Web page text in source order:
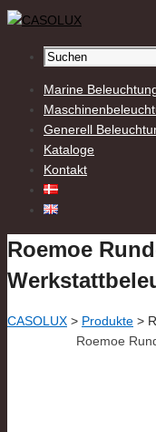
Marine
Generell
Kataloge
Kontakt
Roemoe
CASOLUX > Produkte >
Roemoe